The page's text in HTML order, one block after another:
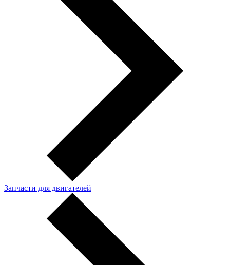
Запчасти для двигателей